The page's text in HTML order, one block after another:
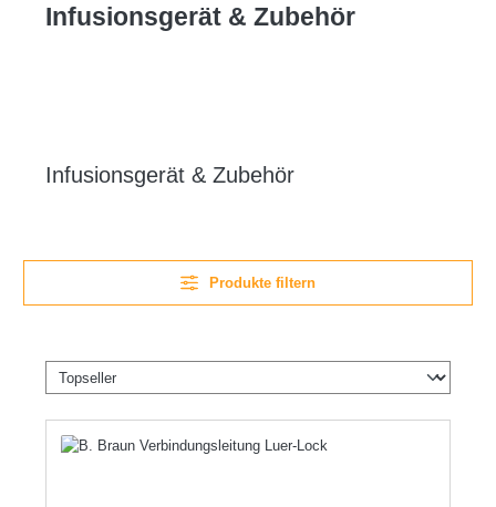
Infusionsgerät & Zubehör
Infusionsgerät & Zubehör
Produkte filtern